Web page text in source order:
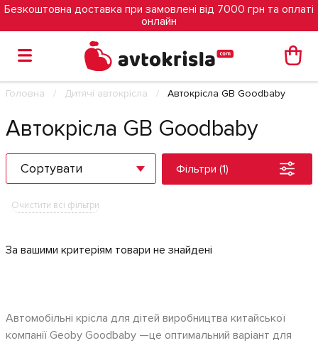
Безкоштовна доставка при замовлені від 7000 грн та оплаті
онлайн
Головна Дитячі автокрісла Автокрісла GB Goodbaby
Автокрісла GB Goodbaby
Сортувати Фільтри (1)
Очистити всі фільтри
За вашими критеріям товари не знайдені
Автомобільні крісла для дітей виробництва китайської
компанії Geoby Goodbaby —це оптимальний варіант для